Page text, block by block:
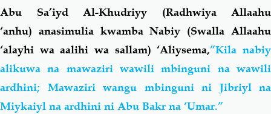
Abu Sa’iyd Al-Khudriyy (Radhwiya Allaahu
‘anhu) anasimulia kwamba Nabiy (Swalla Allaahu
‘alayhi wa aalihi wa sallam) ‘Aliysema,”Kila nabiy
alikuwa na mawaziri wawili mbinguni na wawili
ardhini; Mawaziri wangu mbinguni ni Jibriyl na
Miykaiyl na ardhini ni Abu Bakr na ‘Umar.”